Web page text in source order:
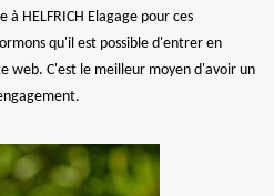
HELFRICH Elagage pour ces
qu'il est possible d'entrer en
web. C'est le meilleur moyen d'avoir un